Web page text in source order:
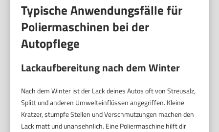
Typische Anwendungsfälle für
Poliermaschinen bei der
Autopflege
Lackaufbereitung nach dem Winter
Nach dem Winter ist der Lack deines Autos oft von Streusalz,
Splitt und anderen Umwelteinflüssen angegriffen. Kleine
Kratzer, stumpfe Stellen und Verschmutzungen machen den
Lack matt und unansehnlich. Eine Poliermaschine hilft dir